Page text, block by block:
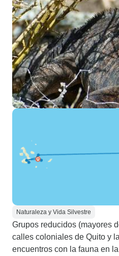
Naturaleza y Vida Silvestre
Grupos reducidos (mayores
calles coloniales de Quito y
encuentros con la fauna en